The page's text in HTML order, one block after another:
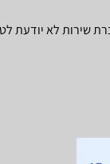
שירות לא יודעת